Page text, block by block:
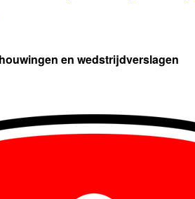
en wedstrijdverslagen